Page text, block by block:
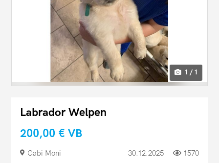
1 / 1
Labrador Welpen
200,00 € VB
Gabi Moni 30.12.2025 1570